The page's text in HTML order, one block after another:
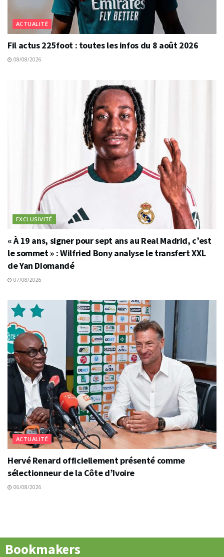
ACTUALITÉ
Fil actus 225foot : toutes les infos du 8 août 2026
08/08/2026
EXCLUSIVITÉ
« À 19 ans, signer pour sept ans au Real Madrid, c’est
le sommet » : Wilfried Bony analyse le transfert XXL
de Yan Diomandé
07/08/2026
ACTUALITÉ
Hervé Renard officiellement présenté comme
sélectionneur de la Côte d’Ivoire
06/08/2026
Bookmakers